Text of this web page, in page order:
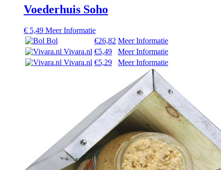
Voederhuis Soho
€ 5,49 Meer Informatie
Bol
€26,82 Meer Informatie
Vivara.nl €5,49
Meer Informatie
Vivara.nl €5,29 Meer Informatie